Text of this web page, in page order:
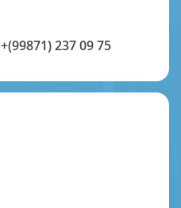
+(99871) 237 09 75